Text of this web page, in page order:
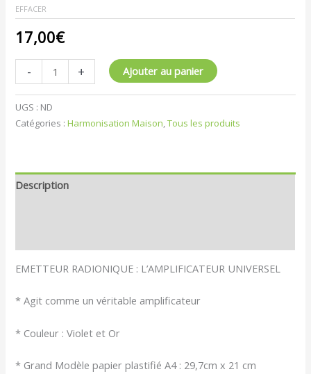
EFFACER
17,00€
- + Ajouter au panier
UGS : ND
Catégories :Harmonisation Maison,Tous les produits
Description
EMETTEUR RADIONIQUE : L’AMPLIFICATEUR UNIVERSEL
* Agit comme un véritable amplificateur
* Couleur : Violet et Or
* Grand Modèle papier plastifié A4 : 29,7cm x 21 cm